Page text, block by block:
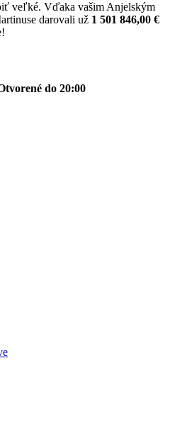
veľké. Vďaka vašim Anjelským
darovali už 1 501 846,00 €
do 20:00